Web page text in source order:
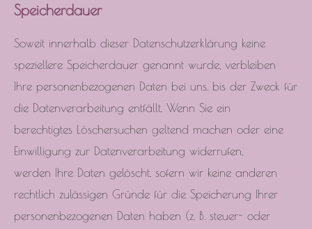
Speicherdauer
Soweit innerhalb dieser Datenschutzerklärung keine
speziellere Speicherdauer genannt wurde, verbleiben
Ihre personenbezogenen Daten bei uns, bis der Zweck für
die Datenverarbeitung entfällt. Wenn Sie ein
berechtigtes Löschersuchen geltend machen oder eine
Einwilligung zur Datenverarbeitung widerrufen,
werden Ihre Daten gelöscht, sofern wir keine anderen
rechtlich zulässigen Gründe für die Speicherung Ihrer
personenbezogenen Daten haben (z. B. steuer- oder